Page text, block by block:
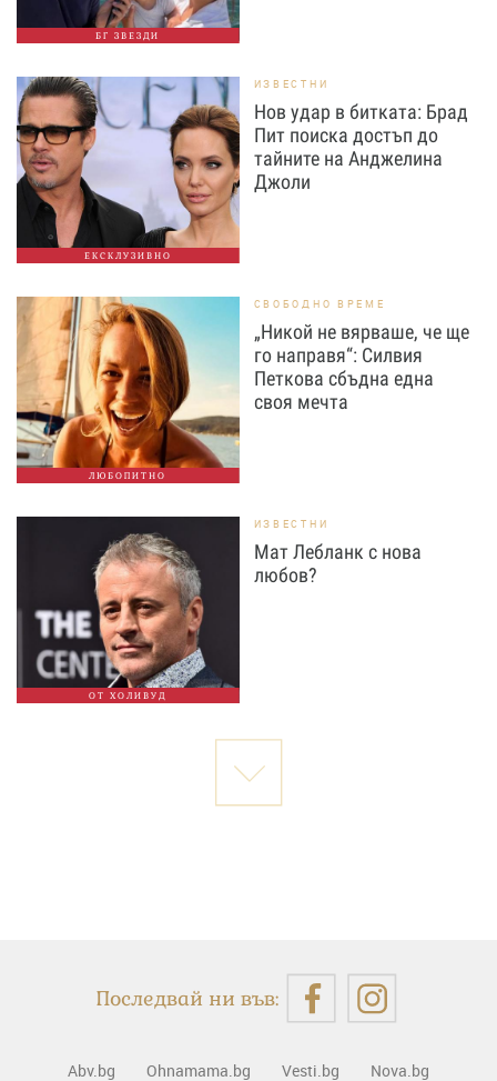
БГ ЗВЕЗДИ
ЕКСКЛУЗИВНО
ИЗВЕСТНИ
Нов удар в битката: Брад
Пит поиска достъп до
тайните на Анджелина
Джоли
ЛЮБОПИТНО
СВОБОДНО ВРЕМЕ
„Никой не вярваше, че ще
го направя“: Силвия
Петкова сбъдна една
своя мечта
ОТ ХОЛИВУД
ИЗВЕСТНИ
Мат Лебланк с нова
любов?
Последвай ни във:
Abv.bg Ohnamama.bg Vesti.bg Nova.bg